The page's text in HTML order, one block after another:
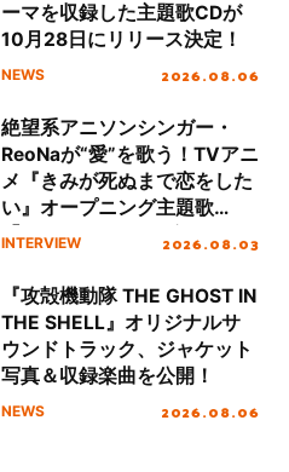
ーマを収録した主題歌CDが
10月28日にリリース決定！
NEWS 2026.08.06
絶望系アニソンシンガー・
ReoNaが“愛”を歌う！TVアニ
メ『きみが死ぬまで恋をした
い』オープニング主題歌
「Amore」インタビュー
INTERVIEW 2026.08.03
『攻殻機動隊 THE GHOST IN
THE SHELL』オリジナルサ
ウンドトラック、ジャケット
写真＆収録楽曲を公開！
NEWS 2026.08.06